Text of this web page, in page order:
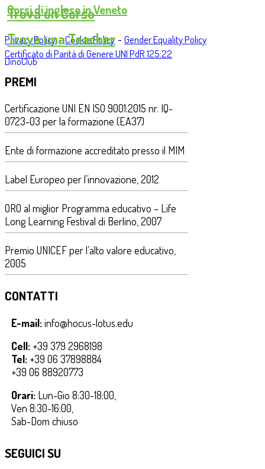
Trova un Corso
Trova una Teacher
DinoClub
Corsi di inglese in Veneto
Privacy Policy-Cookie Policy -Gender Equality Policy
Certificato di Parità di Genere UNI PdR 125:22
PREMI
Certificazione UNI EN ISO 9001:2015 nr. IQ-
0723-03 per la formazione (EA37)
Ente di formazione accreditato presso il MIM
Label Europeo per l’innovazione, 2012
ORO al miglior Programma educativo – Life
Long Learning Festival di Berlino, 2007
Premio UNICEF per l’alto valore educativo,
2005
CONTATTI
E-mail:info@hocus-lotus.edu
Cell: +39 379 2968198
Tel: +39 06 37898884
+39 06 88920773
Orari: Lun-Gio 8:30-18:00,
Ven 8:30-16:00,
Sab-Dom chiuso
SEGUICI SU